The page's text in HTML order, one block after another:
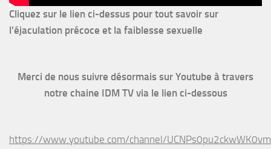
Cliquez sur le lien ci-dessus pour tout savoir sur
l'éjaculation précoce et la faiblesse sexuelle
Merci de nous suivre désormais sur Youtube à travers
notre chaine IDM TV via le lien ci-dessous
https://www.youtube.com/channel/